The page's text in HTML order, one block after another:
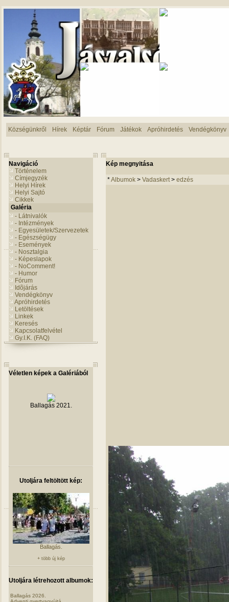
Községünkről Hírek Képtár Fórum Játékok Apróhirdetés Vendégkönyv
Navigáció
Történelem
Címjegyzék
Helyi Hírek
Helyi Sajtó
Cikkek
Galéria
- Látnivalók
- Intézmények
- Egyesületek/Szervezetek
- Egészségügy
- Események
- Nosztalgia
- Képeslapok
- NoComment!
- Humor
Fórum
Idõjárás
Vendégkönyv
Apróhirdetés
Letöltések
Linkek
Keresés
Kapcsolatfelvétel
Gy.I.K. (FAQ)
Véletlen képek a Galériából
Ballagás 2021.
Utoljára feltöltött kép:
Ballagás.
+ több új kép
Utoljára létrehozott albumok:
Ballagás 2026.
Kép megnyitása
*Albumok > Vadaskert> edzés